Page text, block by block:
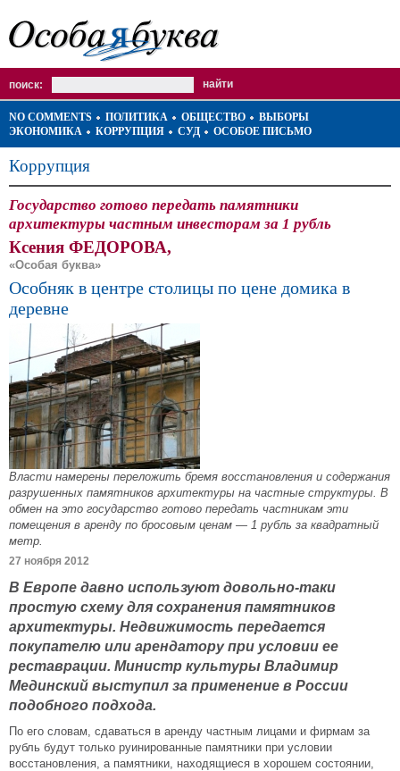
поиск:
NO COMMENTS ПОЛИТИКА ОБЩЕСТВО
ВЫБОРЫ
ЭКОНОМИКА
КОРРУПЦИЯ СУД ОСОБОЕ ПИСЬМО
Коррупция
Государство готово передать памятники
архитектуры частным инвесторам за 1 рубль
Ксения ФЕДОРОВА,
«Особая буква»
Особняк в центре столицы по цене домика в
деревне
Власти намерены переложить бремя восстановления и содержания
разрушенных памятников архитектуры на частные структуры. В
обмен на это государство готово передать частникам эти
помещения в аренду по бросовым ценам — 1 рубль за квадратный
метр.
27 ноября 2012
В Европе давно используют довольно-таки
простую схему для сохранения памятников
архитектуры. Недвижимость передается
покупателю или арендатору при условии ее
реставрации. Министр культуры Владимир
Мединский выступил за применение в России
подобного подхода.
По его словам, сдаваться в аренду частным лицами и фирмам за
рубль будут только руинированные памятники при условии
восстановления, а памятники, находящиеся в хорошем состоянии,